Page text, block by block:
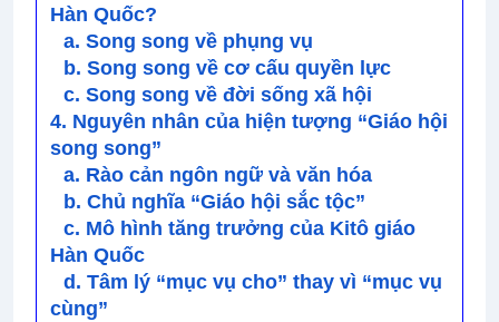
Hàn Quốc?
a. Song song về phụng vụ
b. Song song về cơ cấu quyền lực
c. Song song về đời sống xã hội
4. Nguyên nhân của hiện tượng “Giáo hội
song song”
a. Rào cản ngôn ngữ và văn hóa
b. Chủ nghĩa “Giáo hội sắc tộc”
c. Mô hình tăng trưởng của Kitô giáo
Hàn Quốc
d. Tâm lý “mục vụ cho” thay vì “mục vụ
cùng”